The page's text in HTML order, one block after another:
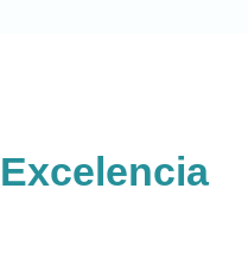
Excelencia
protocolos de calidad en cada